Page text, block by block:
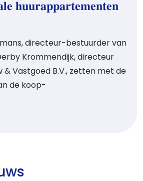
𝐡𝐮𝐮𝐫𝐚𝐩𝐩𝐚𝐫𝐭𝐞𝐦𝐞𝐧𝐭𝐞𝐧
directeur-bestuurder van
Krommendijk, directeur
& Vastgoed B.V., zetten met de
de koop-